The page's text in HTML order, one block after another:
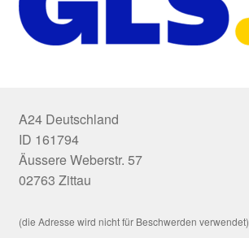
A24 Deutschland
ID 161794
Äussere Weberstr. 57
02763 Zittau
(die Adresse wird nicht für Beschwerden verwendet)